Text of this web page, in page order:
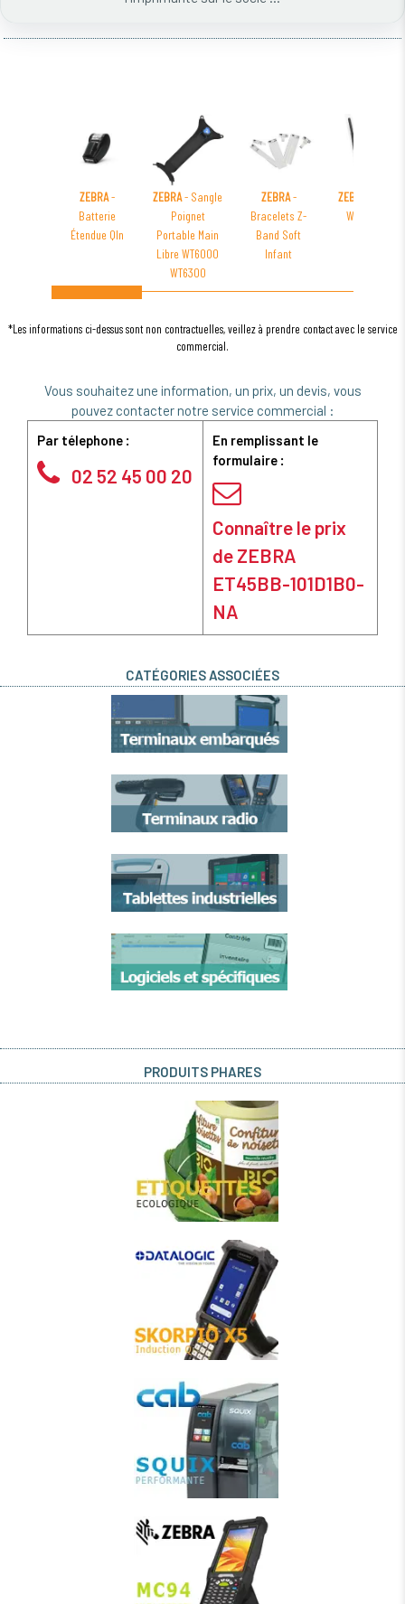
ZEBRA-
Batterie
Étendue Qln
ZEBRA- Sangle
Poignet
Portable Main
Libre WT6000
WT6300
ZEBRA-
Bracelets Z-
Band Soft
Infant
ZEBRA
Wifi ZT200
*Les informations ci-dessus sont non contractuelles, veillez à prendre contact avec le service
commercial.
Vous souhaitez une information, un prix, un devis, vous
pouvez contacter notre service commercial :
Par télephone :
02 52 45 00 20
En remplissant le
formulaire :
Connaître le prix
de ZEBRA
ET45BB-101D1B0-
NA
CATÉGORIES ASSOCIÉES
PRODUITS PHARES